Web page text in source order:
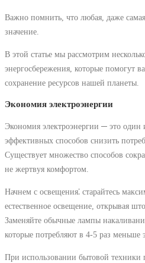
Важно помнить, что любая, даже
значение.
В этой статье мы рассмотрим
энергосбережения, которые помогут
сохранение ресурсов нашей планеты.
Экономия электроэнергии
Экономия электроэнергии ─ это один
эффективных способов снизить
Существует множество способов
не жертвуя комфортом.
Начнем с освещения⁚ старайтесь
естественное освещение, открывая
Заменяйте обычные лампы
которые потребляют в 4-5 раз меньше
При использовании бытовой техники